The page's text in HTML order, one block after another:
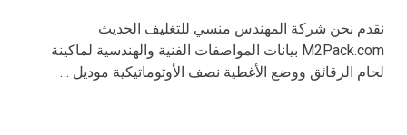
نقدم نحن شركة المهندس منسي للتغليف الحديث
M2Pack.com بيانات المواصفات الفنية والهندسية لماكينة
لحام الرقائق ووضع الأغطية نصف الأوتوماتيكية موديل …